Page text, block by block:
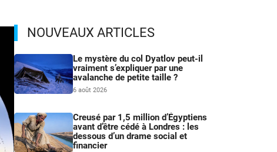
NOUVEAUX ARTICLES
Le mystère du col Dyatlov peut-il
vraiment s’expliquer par une
avalanche de petite taille ?
6 août 2026
Creusé par 1,5 million d’Égyptiens
avant d’être cédé à Londres : les
dessous d’un drame social et
financier